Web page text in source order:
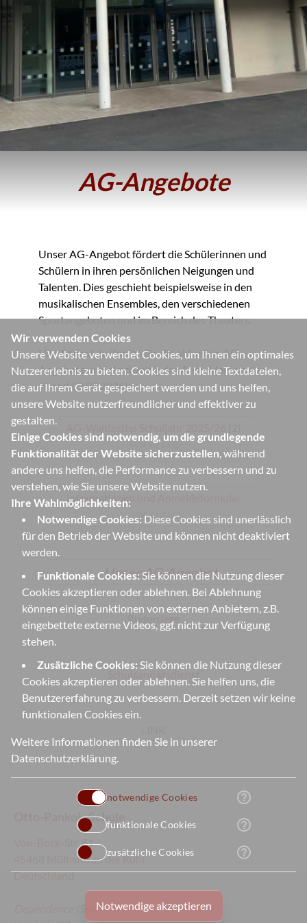
Wir verwenden Cookies
Unsere Website verwendet Cookies, um Ihnen ein optimales
Nutzererlebnis zu bieten. Cookies sind kleine Textdateien,
die auf Ihrem Gerät gespeichert werden und uns helfen,
unsere Website nutzerfreundlicher und effektiver zu
gestalten.
Einige Cookies sind notwendig, um die grundlegende
Funktionalität der Website sicherzustellen, während
andere uns helfen, die Performance zu verbessern und zu
verstehen, wie Sie unsere Website nutzen.
Ihre Wahlmöglichkeiten:
Notwendige Cookies: Diese Cookies sind unerlässlich
für den Betrieb der Website und können nicht deaktiviert
werden.
Funktionale Cookies:Sie können die Nutzung dieser
Cookies akzeptieren oder ablehnen. Bei Ablehnung
können einige Funktionen von externen Anbietern, z.B.
eingebettete externe Videos, ggf. nicht zur Verfügung
stehen.
Zusätzliche Cookies: Sie können die Nutzung dieser
Cookies akzeptieren oder ablehnen. Sie helfen uns, die
Benutzererfahrung zu verbessern. Derzeit setzen wir keine
funktionalen Cookies ein.
Weitere Informationen finden Sie in unserer
Datenschutzerklärung.
notwendige Cookies help_outline
funktionale Cookies help_outline
zusätzliche Cookies help_outline
Notwendige akzeptieren
AG-Angebote
Unser AG-Angebot fördert die Schülerinnen und
Schülern in ihren persönlichen Neigungen und
Talenten. Dies geschieht beispielsweise in den
musikalischen Ensembles, den verschiedenen
Sportangeboten und im Bereich des Theaters.
Hier findest du/finden Sie die aktuellen AG-
Angebote und gleichzeitig das Anmeldeformular
(Stand 02.03.2026):
(PDF, 84,4 KB)
Informationen und Anmeldeformular
(PDF, 61,6 KB)
Unser AG-Angebot
Ruderriege
Otto-Pankok-Schule
Von-Bock-Str. 81
45468 Mülheim an der Ruhr
Deutschland
(Sek II):